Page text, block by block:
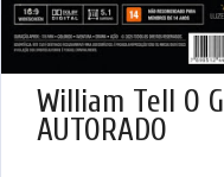
William Tell O
AUTORADO